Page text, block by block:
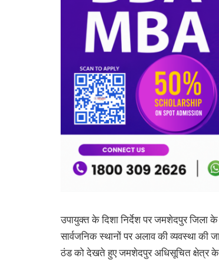
उपायुक्त के दिशा निर्देश पर जमशेदपुर जिला
सार्वजनिक स्थानों पर अलाव की व्यवस्था की
ठंड को देखते हुए जमशेदपुर अधिसूचित क्षेत्र के